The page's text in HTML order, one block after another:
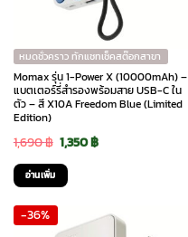
หมดชั่วคราว ทักแชทเช็คสต๊อกสาขา
Momax รุ่น 1-Power X (10000mAh) –
แบตเตอร์รี่สำรองพร้อมสาย USB-C ใน
ตัว – สี X10A Freedom Blue (Limited
Edition)
1,690฿ Original
price
was:
1,690 ฿.
1,350฿Current
1,350 ฿.
อ่านเพิ่ม
-36%